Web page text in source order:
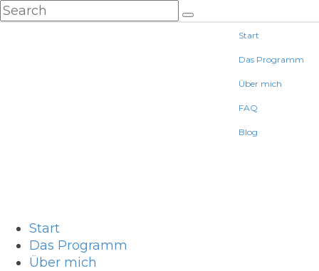
Start
Das Programm
Über mich
FAQ
Blog
Start
Das Programm
Über mich